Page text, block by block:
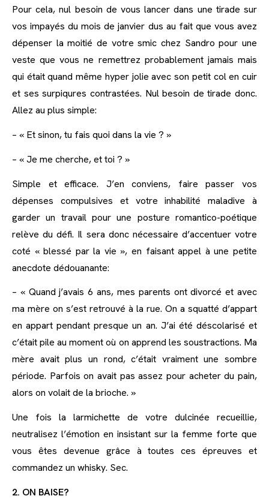
Pour cela, nul besoin de vous lancer dans une tirade sur
vos impayés du mois de janvier dus au fait que vous avez
dépenser la moitié de votre smic chez Sandro pour une
veste que vous ne remettrez probablement jamais mais
qui était quand même hyper jolie avec son petit col en cuir
et ses surpiqures contrastées. Nul besoin de tirade donc.
Allez au plus simple:
– « Et sinon, tu fais quoi dans la vie ? »
– « Je me cherche, et toi ? »
Simple et efficace. J’en conviens, faire passer vos
dépenses compulsives et votre inhabilité maladive à
garder un travail pour une posture romantico-poétique
relève du défi. Il sera donc nécessaire d’accentuer votre
coté « blessé par la vie », en faisant appel à une petite
anecdote dédouanante:
– « Quand j’avais 6 ans, mes parents ont divorcé et avec
ma mère on s’est retrouvé à la rue. On a squatté d’appart
en appart pendant presque un an. J’ai été déscolarisé et
c’était pile au moment où on apprend les soustractions. Ma
mère avait plus un rond, c’était vraiment une sombre
période. Parfois on avait pas assez pour acheter du pain,
alors on volait de la brioche. »
Une fois la larmichette de votre dulcinée recueillie,
neutralisez l’émotion en insistant sur la femme forte que
vous êtes devenue grâce à toutes ces épreuves et
commandez un whisky. Sec.
2. ON BAISE?